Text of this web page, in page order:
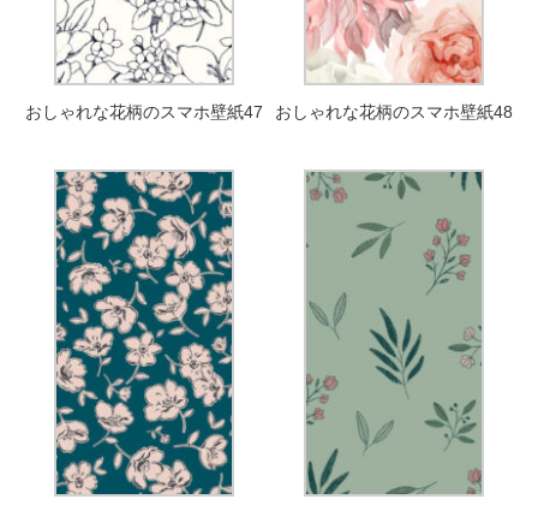
おしゃれな花柄のスマホ壁紙47 おしゃれな花柄のスマホ壁紙48